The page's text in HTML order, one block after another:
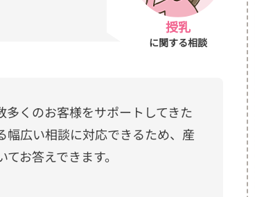
授乳
に関する相談
くのお客様をサポートしてきた
幅広い相談に対応できるため、産
お答えできます。